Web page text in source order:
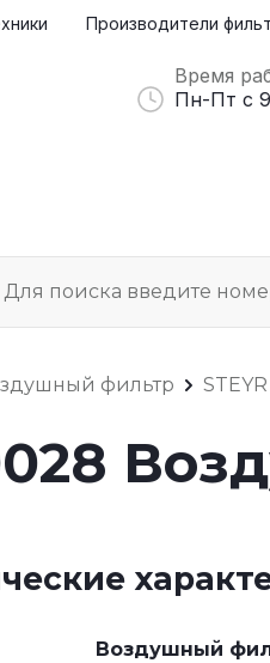
Производители
Время
Пн-Пт с
фильтр STEYR
Воздушный